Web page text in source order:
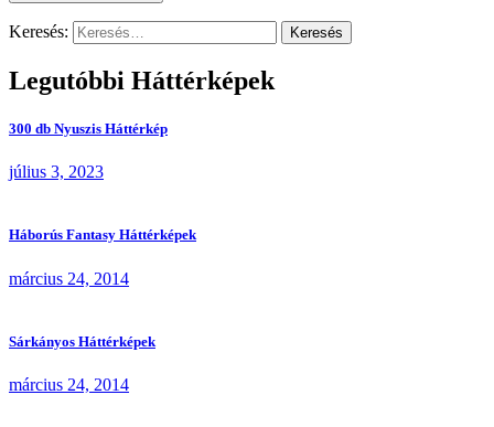
Keresés:
Legutóbbi Háttérképek
300 db Nyuszis Háttérkép
július 3, 2023
Háborús Fantasy Háttérképek
március 24, 2014
Sárkányos Háttérképek
március 24, 2014